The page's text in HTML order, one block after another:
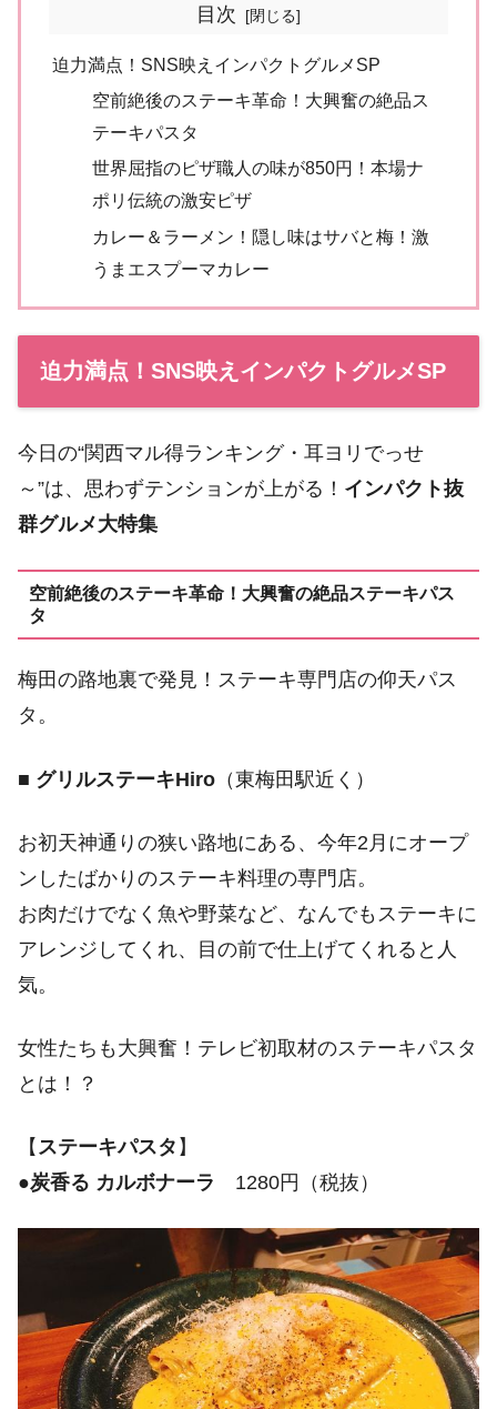
目次
迫力満点！SNS映えインパクトグルメSP
空前絶後のステーキ革命！大興奮の絶品ス
テーキパスタ
世界屈指のピザ職人の味が850円！本場ナ
ポリ伝統の激安ピザ
カレー＆ラーメン！隠し味はサバと梅！激
うまエスプーマカレー
迫力満点！SNS映えインパクトグルメSP
今日の“関西マル得ランキング・耳ヨリでっせ
～”は、思わずテンションが上がる！ インパクト抜
群グルメ大特集
空前絶後のステーキ革命！大興奮の絶品ステーキパス
タ
梅田の路地裏で発見！ステーキ専門店の仰天パス
タ。
■ グリルステーキHiro （東梅田駅近く）
お初天神通りの狭い路地にある、今年2月にオープ
ンしたばかりのステーキ料理の専門店。
お肉だけでなく魚や野菜など、なんでもステーキに
アレンジしてくれ、目の前で仕上げてくれると人
気。
女性たちも大興奮！テレビ初取材のステーキパスタ
とは！？
【 ステーキパスタ 】
●炭香る カルボナーラ 1280円（税抜）